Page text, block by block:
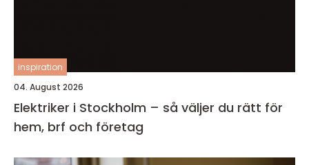
inspiration
04. August 2026
Elektriker i Stockholm – så väljer du rätt för
hem, brf och företag